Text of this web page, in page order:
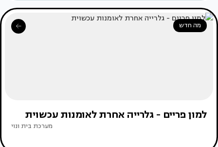
מה חדש
למון פריים - גלרייה אחרת לאומנות עכשוית
מערכת בית ונוי